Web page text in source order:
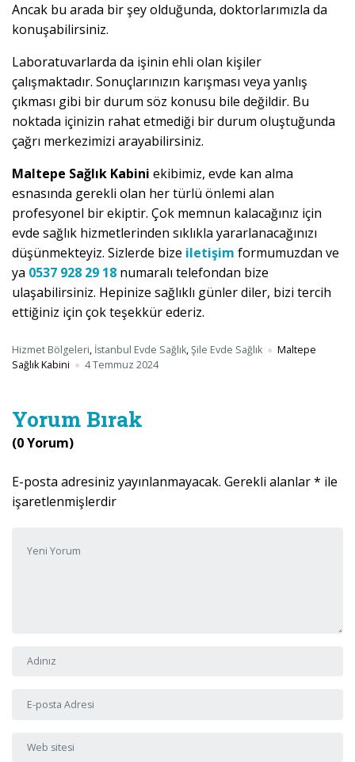
Ancak bu arada bir şey olduğunda, doktorlarımızla da
konuşabilirsiniz.
Laboratuvarlarda da işinin ehli olan kişiler
çalışmaktadır. Sonuçlarınızın karışması veya yanlış
çıkması gibi bir durum söz konusu bile değildir. Bu
noktada içinizin rahat etmediği bir durum oluştuğunda
çağrı merkezimizi arayabilirsiniz.
Maltepe Sağlık Kabini ekibimiz, evde kan alma
esnasında gerekli olan her türlü önlemi alan
profesyonel bir ekiptir. Çok memnun kalacağınız için
evde sağlık hizmetlerinden sıklıkla yararlanacağınızı
düşünmekteyiz. Sizlerde bize iletişim formumuzdan ve
ya 0537 928 29 18 numaralı telefondan bize
ulaşabilirsiniz. Hepinize sağlıklı günler diler, bizi tercih
ettiğiniz için çok teşekkür ederiz.
Hizmet Bölgeleri, İstanbul Evde Sağlık,Şile Evde Sağlık
Maltepe
Sağlık Kabini
4 Temmuz 2024
Yorum Bırak
(0 Yorum)
E-posta adresiniz yayınlanmayacak. Gerekli alanlar* ile
işaretlenmişlerdir
Adı ve Soyadı
E-posta Adresi
Web sitesi